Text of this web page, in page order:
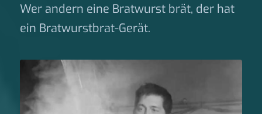
Wer andern eine Bratwurst brät, der hat
ein Bratwurstbrat-Gerät.